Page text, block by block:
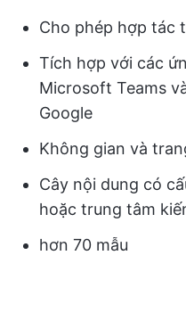
Cho phép hợp tác
Tích hợp với các
Microsoft Teams
Google
Không gian và
Cây nội dung có
hoặc trung tâm
hơn 70 mẫu